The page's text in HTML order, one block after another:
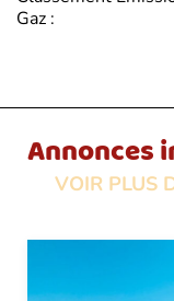
Gaz :
Annonces
VOIR PLUS